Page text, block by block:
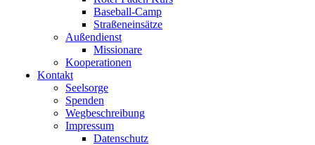
Baseball-Camp
Straßeneinsätze
Außendienst
Missionare
Kooperationen
Kontakt
Seelsorge
Spenden
Wegbeschreibung
Impressum
Datenschutz